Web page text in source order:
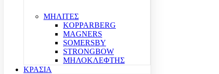
ΜΗΛΙΤΕΣ
KOPPARBERG
MAGNERS
SOMERSBY
STRONGBOW
ΜΗΛΟΚΛΕΦΤΗΣ
ΚΡΑΣΙΑ